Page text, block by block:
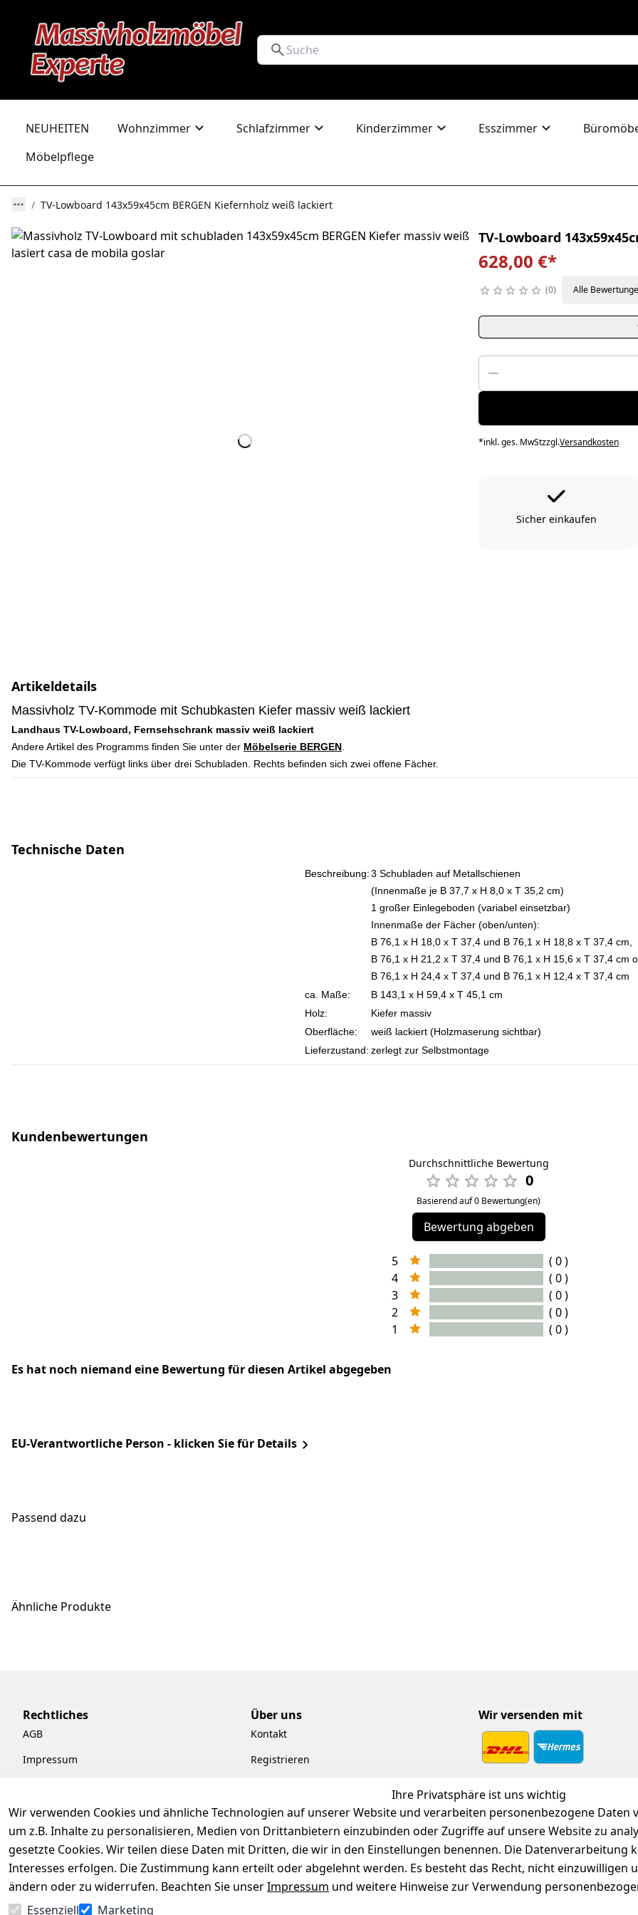
NEUHEITEN Wohnzimmer Schlafzimmer Kinderzimmer Esszimmer
Möbelpflege
TV-Lowboard 143x59x45cm BERGEN Kiefernholz weiß lackiert
TV-Lowboard
628,00 €*
0 Alle
*inkl. ges. MwStzzgl.Versandkosten
Sicher einkaufen
Artikeldetails
Massivholz TV-Kommode mit Schubkasten Kiefer massiv weiß lackiert
Landhaus TV-Lowboard, Fernsehschrank massiv weiß lackiert
Andere Artikel des Programms finden Sie unter der Möbelserie BERGEN
Die TV-Kommode verfügt links über drei Schubladen. Rechts befinden sich zwei offene Fächer.
Technische Daten
Beschreibung:3 Schubladen auf Metallschienen
(Innenmaße je B 37,7 x H 8,0 x T 35,2 cm)
1 großer Einlegeboden (variabel einsetzbar)
Innenmaße der Fächer (oben/unten):
B 76,1 x H 18,0 x T 37,4 und B 76,1 x H 18,8 x T 37,4 cm,
B 76,1 x H 21,2 x T 37,4 und B 76,1 x H 15,6 x T 37,4 cm
B 76,1 x H 24,4 x T 37,4 und B 76,1 x H 12,4 x T 37,4 cm
ca. Maße:
B 143,1 x H 59,4 x T 45,1 cm
Holz:
Kiefer massiv
Oberfläche:
weiß lackiert (Holzmaserung sichtbar)
Lieferzustand: zerlegt zur Selbstmontage
Kundenbewertungen
Durchschnittliche Bewertung
0
Basierend auf 0 Bewertung(en)
Bewertung abgeben
5
( 0 )
4
( 0 )
3
( 0 )
2
( 0 )
1
( 0 )
Es hat noch niemand eine Bewertung für diesen Artikel abgegeben
EU-Verantwortliche Person - klicken Sie für Details
Passend dazu
Ähnliche Produkte
Ihre Privatsphäre ist uns wichtig
Wir verwenden Cookies und ähnliche Technologien auf unserer Website und verarbeiten personenbezogene Daten
um z.B. Inhalte zu personalisieren, Medien von Drittanbietern einzubinden oder Zugriffe auf unsere Website zu
gesetzte Cookies. Wir teilen diese Daten mit Dritten, die wir in den Einstellungen benennen. Die
Interesses erfolgen. Die Zustimmung kann erteilt oder abgelehnt werden. Es besteht das Recht, nicht einzuwilligen
ändern oder zu widerrufen. Beachten Sie unserImpressum und weitere Hinweise zur Verwendung
Essenziell
Marketing
Rechtliches
AGB
Impressum
Barrierefreiheitserklärung
Widerrufsrecht
Über uns
Kontakt
Registrieren
Pflege & Kundendienst
Kiefermöbel
Hilfe
Wir versenden mit